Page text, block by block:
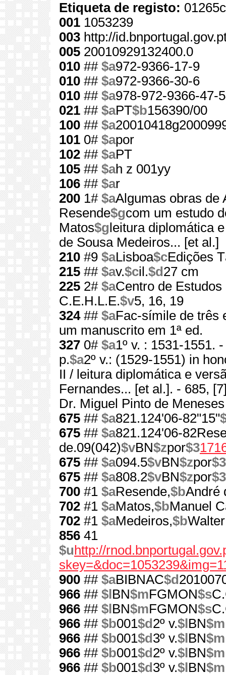
Etiqueta de registo:
001 1053239
003 http://
005 20010929132400.0
010 ## $a972-9366-17-9
010 ## $a972-9366-30-6
010 ## $a978-972-9366-47-5
021 ## $aPT$b156390/00
100 ## $a
101 0# $apor
102 ## $aPT
105 ## $ah z 001yy
106 ## $ar
200 1# $aAlgumas obras de
Resende$gcom um estudo
Matos$g leitura diplomática
de Sousa Medeiros... [et al.]
210 #9 $aLisboa$cEdições
215 ## $av.$cil.$d 27 cm
225 2# $aCentro de
C.E.H.L.E.$v5, 16, 19
324## $aFac-símile de três
um manuscrito em 1ª ed.
327 0# $a1º v. : 1531-1551.
p.$a2º v.: (1529-1551) in
II / leitura diplomática e
Fernandes... [et al.]. - 685,
Dr. Miguel Pinto de
675 ## $a821.124'06-82"15"
675 ## $a821.124'06-
de.09(042)$vBN$zpor$3
675 ## $a094.5$vBN$zpor$3
675 ## $a808.2$vBN$zpor$3
700 #1 $aResende,$bAndré
702 #1 $aMatos,$bManuel
702 #1 $aMedeiros,$b
856 41
$u http://
900 ## $aBIBNAC$d
966 ## $l BN$mFGMON$s
966 ## $l BN$mFGMON$s
966 ## $b001$d 2º v.$l BN$m
966 ## $b001$d 3º v.$l BN$m
966 ## $b001$d 2º v.$l BN$m
966 ## $b001$d 3º v.$l BN$m